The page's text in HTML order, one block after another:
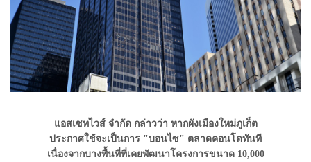
แอสเซทไวส์ จำกัด กล่าวว่า หากผังเมืองใหม่ภูเก็ต
ประกาศใช้จะเป็นการ "บอนไซ" ตลาดคอนโดทันที
เนื่องจากบางพื้นที่ที่เคยพัฒนาโครงการขนาด 10,000